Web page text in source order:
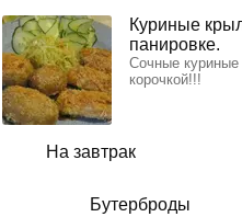
На завтрак
Бутерброды
Куриные
панировке.
Сочные
корочкой!!!